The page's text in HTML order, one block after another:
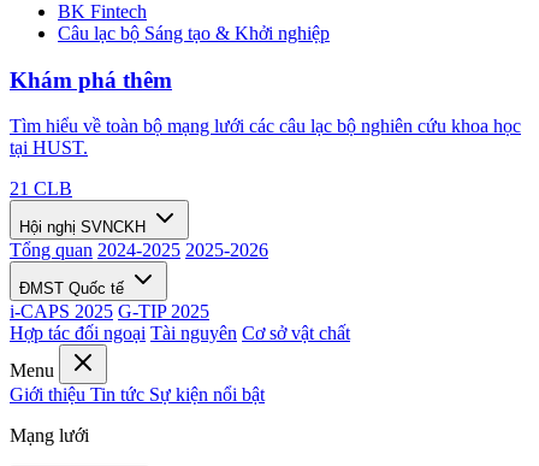
BK Fintech
Câu lạc bộ Sáng tạo & Khởi nghiệp
Khám phá thêm
Tìm hiểu về toàn bộ mạng lưới các câu lạc bộ nghiên cứu khoa học
tại HUST.
21 CLB
Hội nghị SVNCKH
Tổng quan 2024-2025 2025-2026
ĐMST Quốc tế
i-CAPS 2025 G-TIP 2025
Hợp tác đối ngoại Tài nguyên Cơ sở vật chất
Menu
Giới thiệu Tin tức Sự kiện nổi bật
Mạng lưới